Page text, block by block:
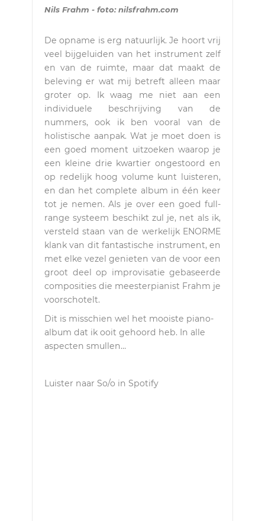
Nils Frahm - foto: nilsfrahm.com
De opname is erg natuurlijk. Je hoort vrij
veel bijgeluiden van het instrument zelf
en van de ruimte, maar dat maakt de
beleving er wat mij betreft alleen maar
groter op. Ik waag me niet aan een
individuele beschrijving van de
nummers, ook ik ben vooral van de
holistische aanpak. Wat je moet doen is
een goed moment uitzoeken waarop je
een kleine drie kwartier ongestoord en
op redelijk hoog volume kunt luisteren,
en dan het complete album in één keer
tot je nemen. Als je over een goed full-
range systeem beschikt zul je, net als ik,
versteld staan van de werkelijk ENORME
klank van dit fantastische instrument, en
met elke vezel genieten van de voor een
groot deel op improvisatie gebaseerde
composities die meesterpianist Frahm je
voorschotelt.
Dit is misschien wel het mooiste piano-
album dat ik ooit gehoord heb. In alle
aspecten smullen…
Luister naar So/o in Spotify